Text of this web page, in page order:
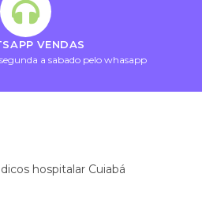
VENDAS
a sabado pelo whasapp
hospitalar Cuiabá